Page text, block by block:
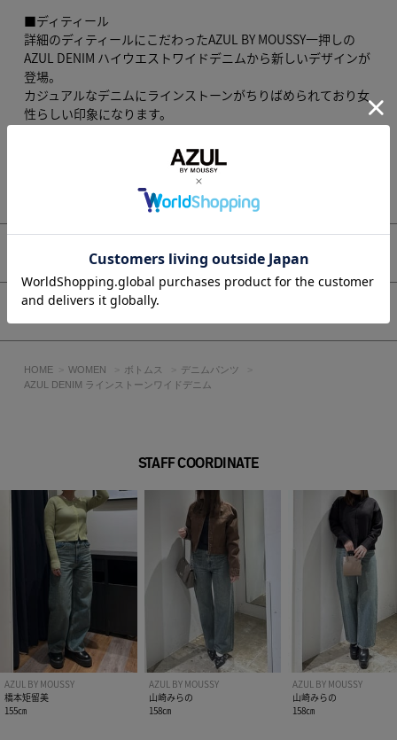
■ディティール
詳細のディティールにこだわったAZUL BY MOUSSY一押しの
AZUL DENIM ハイウエストワイドデニムから新しいデザインが
登場。
カジュアルなデニムにラインストーンがちりばめられており女
性らしい印象になります。
今季マストハブのおすすめアイテムです。
透け感：なし
裏 地：なし
伸縮性：なし
■L/BLU モデル身長：172cm、着用サイズ：モデルサイズ（M
サイズ股下+7cm）※モデルサイズは販売しておりません
もっと見る
アイテムサイズ
HOME WOMEN ボトムス
デニムパンツ
AZUL DENIM ラインストーンワイドデニム
STAFF COORDINATE
AZUL BY MOUSSY
橋本矩留美
155㎝
AZUL BY MOUSSY
山崎みらの
158㎝
AZUL BY MOUSSY
山崎みらの
158㎝